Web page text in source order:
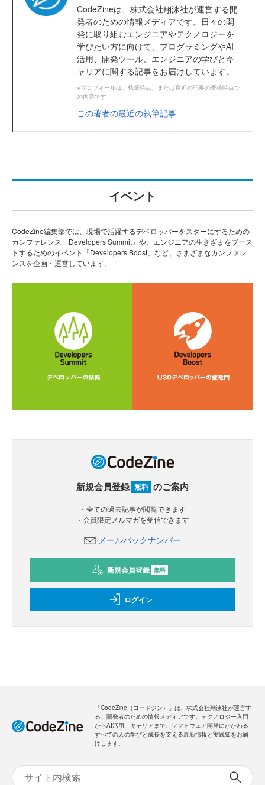
CodeZineは、株式会社翔泳社が運営する開
発者のための情報メディアです。日々の開
発に取り組むエンジニアやテクノロジーを
学びたい方に向けて、プログラミングやAI
活用、開発ツール、エンジニアの学びとキ
ャリアに関する記事をお届けしています。
※プロフィールは、執筆時点、または直近の記事の寄稿時点で
の内容です
この著者の最近の執筆記事
イベント
CodeZine編集部では、現場で活躍するデベロッパーをスターにするための
カンファレンス「Developers Summit」や、エンジニアの生きざまをブース
トするためのイベント「Developers Boost」など、さまざまなカンファレ
ンスを企画・運営しています。
新規会員登録 無料 のご案内
・全ての過去記事が閲覧できます
・会員限定メルマガを受信できます
メールバックナンバー
新規会員登録 無料
ログイン
「CodeZine（コードジン）」は、株式会社翔泳社が運営す
る、開発者のための情報メディアです。テクノロジー入門
からAI活用、キャリアまで、ソフトウェア開発にかかわる
すべての人の学びと成長を支える最新情報と実践知をお届
けします。